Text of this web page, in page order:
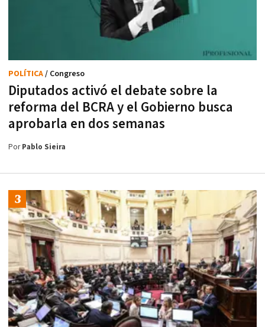
Diputados activó el debate sobre la
reforma del BCRA y el Gobierno busca
aprobarla en dos semanas
POLÍTICA/ Congreso
PorPablo Sieira